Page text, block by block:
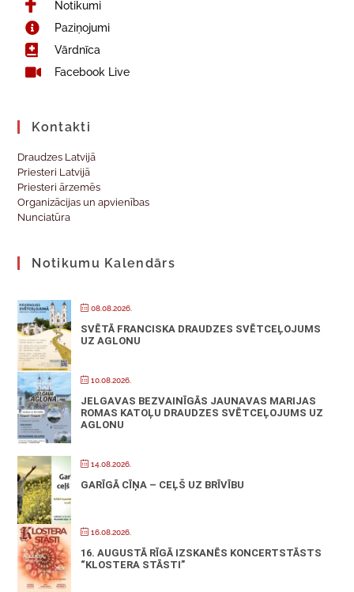
Notikumi
Paziņojumi
Vārdnīca
Facebook Live
Kontakti
Draudzes Latvijā
Priesteri Latvijā
Priesteri ārzemēs
Organizācijas un apvienības
Nunciatūra
Notikumu Kalendārs
08.08.2026.
SVĒTĀ FRANCISKA DRAUDZES SVĒTCEĻOJUMS
UZ AGLONU
10.08.2026.
JELGAVAS BEZVAINĪGĀS JAUNAVAS MARIJAS
ROMAS KATOĻU DRAUDZES SVĒTCEĻOJUMS UZ
AGLONU
14.08.2026.
GARĪGĀ CĪŅA – CEĻŠ UZ BRĪVĪBU
16.08.2026.
16. AUGUSTĀ RĪGĀ IZSKANĒS KONCERTSTĀSTS
“KLOSTERA STĀSTI”